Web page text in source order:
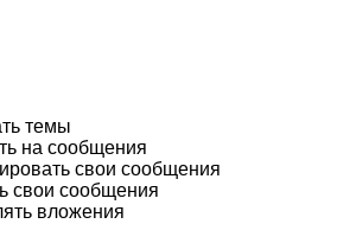
темы
на сообщения
свои сообщения
свои сообщения
вложения